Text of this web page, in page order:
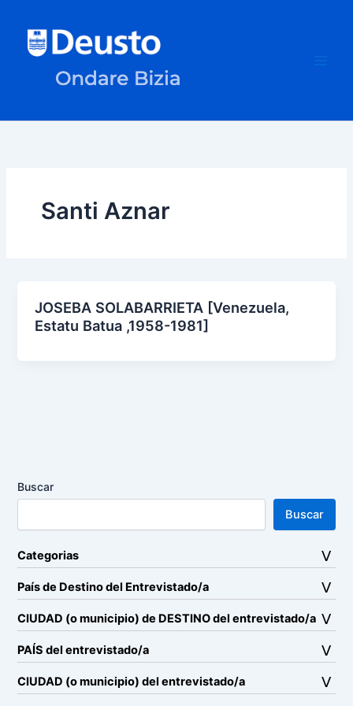
contenido
Santi Aznar
JOSEBA SOLABARRIETA [Venezuela,
Estatu Batua ,1958-1981]
Buscar
Buscar
Categorias
País de Destino del Entrevistado/a
CIUDAD (o municipio) de DESTINO del entrevistado/a
PAÍS del entrevistado/a
CIUDAD (o municipio) del entrevistado/a